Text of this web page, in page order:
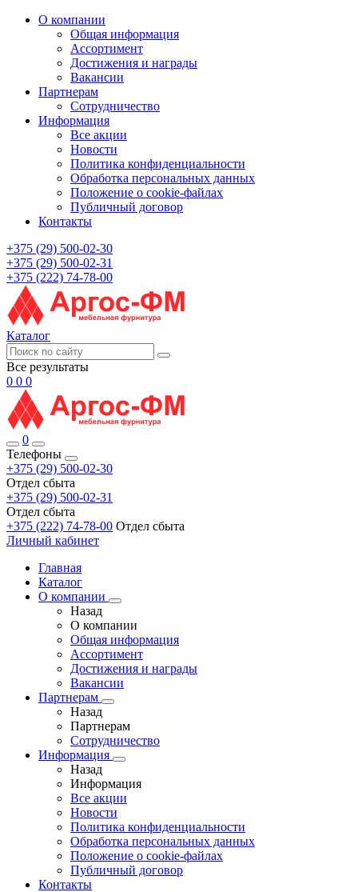
О компании
Общая информация
Ассортимент
Достижения и награды
Вакансии
Партнерам
Сотрудничество
Информация
Все акции
Новости
Политика конфиденциальности
Обработка персональных данных
Положение о cookie-файлах
Публичный договор
Контакты
+375 (29) 500-02-30
+375 (29) 500-02-31
+375 (222) 74-78-00
Каталог
Все результаты
0 0 0
0
Телефоны
+375 (29) 500-02-30
Отдел сбыта
+375 (29) 500-02-31
Отдел сбыта
+375 (222) 74-78-00 Отдел сбыта
Личный кабинет
Главная
Каталог
О компании
Назад
О компании
Общая информация
Ассортимент
Достижения и награды
Вакансии
Партнерам
Назад
Партнерам
Сотрудничество
Информация
Назад
Информация
Все акции
Новости
Политика конфиденциальности
Обработка персональных данных
Положение о cookie-файлах
Публичный договор
Контакты